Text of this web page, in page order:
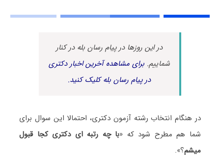
در این روزها در پیام رسان بله در کنار
شماییم.برای مشاهده آخرین اخبار دکتری
در پیام رسان بله کلیک کنید.
در هنگام انتخاب رشته آزمون دکتری، احتمالا این سوال برای
شما هم مطرح شود که «با چه رتبه ای دکتری کجا قبول
میشم؟».